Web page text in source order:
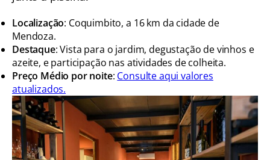
Localização: Coquimbito, a 16 km da cidade de
Mendoza.
Destaque: Vista para o jardim, degustação de vinhos e
azeite, e participação nas atividades de colheita.
Preço Médio por noite: Consulte aqui valores
atualizados.